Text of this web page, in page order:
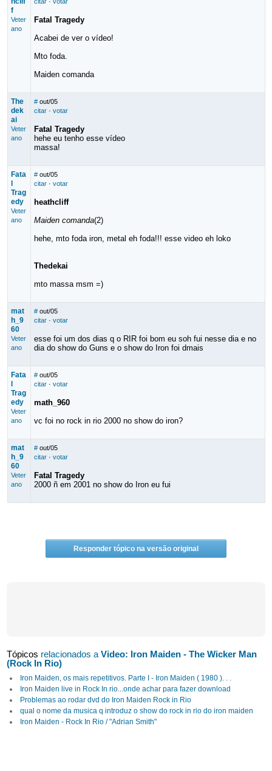
f
Veter
ano
Fatal Tragedy
Acabei de ver o vídeo!
Mto foda.
Maiden comanda
The
dek
ai
Veter
ano
# out/05
citar· votar
Fatal Tragedy
hehe eu tenho esse vídeo
massa!
Fata
Trag
edy
Veter
ano
# out/05
citar· votar
heathcliff
Maiden comanda(2)
hehe, mto foda iron, metal eh foda!!! esse video eh loko
Thedekai
mto massa msm =)
mat
h_9
60
Veter
ano
# out/05
citar· votar
esse foi um dos dias q o RIR foi bom eu soh fui nesse dia e no
dia do show do Guns e o show do Iron foi dmais
Fata
Trag
edy
Veter
ano
# out/05
citar· votar
math_960
vc foi no rock in rio 2000 no show do iron?
mat
h_9
60
Veter
ano
# out/05
citar· votar
Fatal Tragedy
2000 ñ em 2001 no show do Iron eu fui
Responder tópico na versão original
Tópicos relacionados aVideo: Iron Maiden - The Wicker Man
(Rock In Rio)
Iron Maiden, os mais repetitivos. Parte I - Iron Maiden ( 1980 ). . .
Iron Maiden live in Rock In rio...onde achar para fazer download
Problemas ao rodar dvd do Iron Maiden Rock in Rio
qual o nome da musica q introduz o show do rock in rio do iron maiden
Iron Maiden - Rock In Rio / "Adrian Smith"